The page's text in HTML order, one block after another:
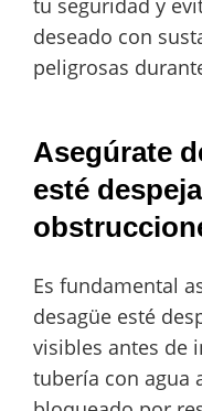
tu seguridad y
deseado con
peligrosas
Asegúrate
esté
Es fundamental
desagüe esté
visibles antes de
tubería con agua